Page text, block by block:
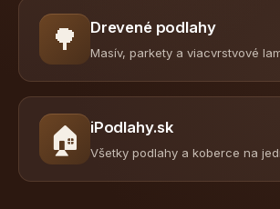
🌳 Drevené podlahy
Masív, parkety a viacvrstvové
🏠 iPodlahy.sk
Všetky podlahy a koberce na